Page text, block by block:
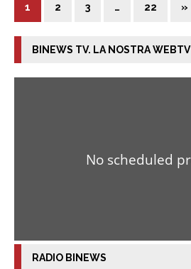
1 2 3 … 22 »
BINEWS TV. LA NOSTRA WEBTV
RADIO BINEWS